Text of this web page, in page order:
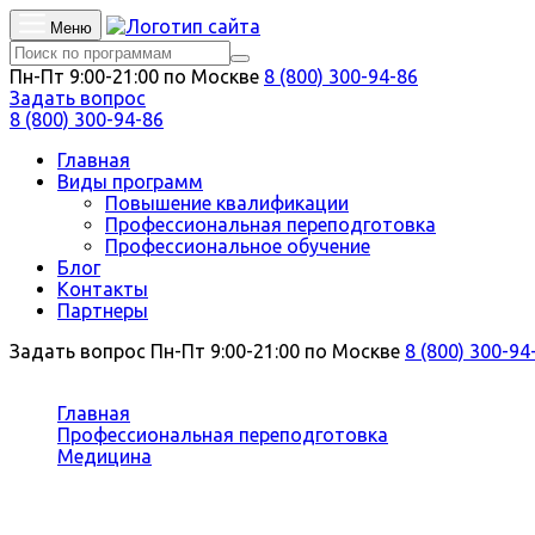
Меню
Пн-Пт 9:00-21:00 по Москве 8 (800) 300-94-86
Задать вопрос
8 (800) 300-94-86
Главная
Виды программ
Повышение квалификации
Профессиональная переподготовка
Профессиональное обучение
Блог
Контакты
Партнеры
Задать вопрос Пн-Пт 9:00-21:00 по Москве 8 (800) 300-
Главная
Профессиональная переподготовка
Медицина